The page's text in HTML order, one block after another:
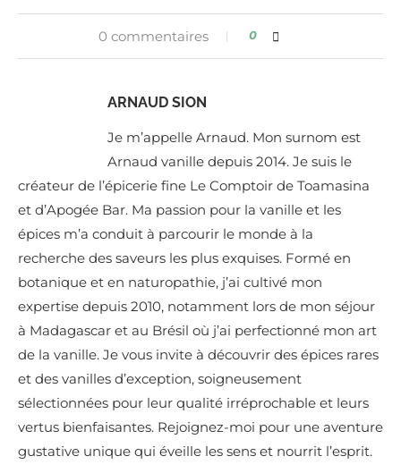
0 commentaires 0
ARNAUD SION
Je m’appelle Arnaud. Mon surnom est
Arnaud vanille depuis 2014. Je suis le
créateur de l’épicerie fine Le Comptoir de Toamasina
et d’Apogée Bar. Ma passion pour la vanille et les
épices m’a conduit à parcourir le monde à la
recherche des saveurs les plus exquises. Formé en
botanique et en naturopathie, j’ai cultivé mon
expertise depuis 2010, notamment lors de mon séjour
à Madagascar et au Brésil où j’ai perfectionné mon art
de la vanille. Je vous invite à découvrir des épices rares
et des vanilles d’exception, soigneusement
sélectionnées pour leur qualité irréprochable et leurs
vertus bienfaisantes. Rejoignez-moi pour une aventure
gustative unique qui éveille les sens et nourrit l’esprit.